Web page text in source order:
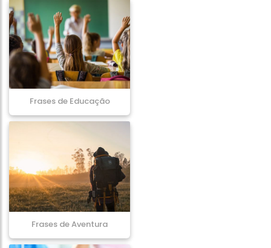
Frases de Educação
Frases de Aventura